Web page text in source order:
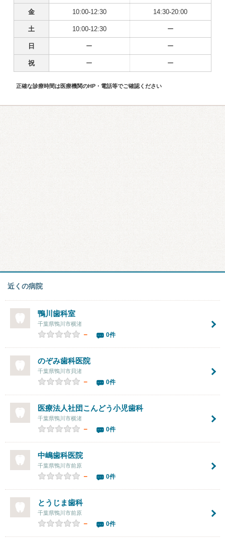
金 10:00-12:30 14:30-20:00
土 10:00-12:30 ー
日 ー ー
祝 ー ー
正確な診療時間は医療機関のHP・電話等でご確認ください
近くの病院
鴨川歯科室
千葉県鴨川市横渚
－ 0件
のぞみ歯科医院
千葉県鴨川市貝渚
－ 0件
医療法人社団こんどう小児歯科
千葉県鴨川市横渚
－ 0件
中嶋歯科医院
千葉県鴨川市前原
－ 0件
とうじま歯科
千葉県鴨川市前原
－ 0件